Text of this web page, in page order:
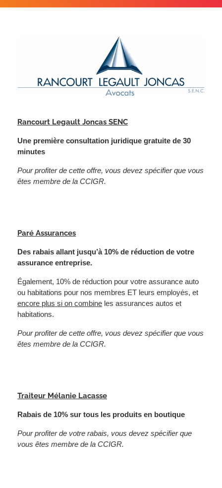
Rancourt Legault Joncas SENC
Une première consultation juridique gratuite de 30
minutes
Pour profiter de cette offre, vous devez spécifier que vous
êtes membre de la CCIGR.
Paré Assurances
Des rabais allant jusqu’à 10% de réduction de votre
assurance entreprise.
Également, 10% de réduction pour votre assurance auto
ou habitations pour nos membres ET leurs employés, et
encore plus si on combine les assurances autos et
habitations.
Pour profiter de cette offre, vous devez spécifier que vous
êtes membre de la CCIGR.
Traiteur Mélanie Lacasse
Rabais de 10% sur tous les produits en boutique
Pour profiter de votre rabais, vous devez spécifier que
vous êtes membre de la CCIGR.